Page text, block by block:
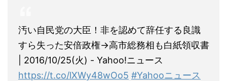
汚い自民党の大臣！非を認めて辞任する良識
すら失った安倍政権→高市総務相も白紙領収書
| 2016/10/25(火) - Yahoo!ニュース
https://t.co/lXWy48wOo5 #Yahooニュース